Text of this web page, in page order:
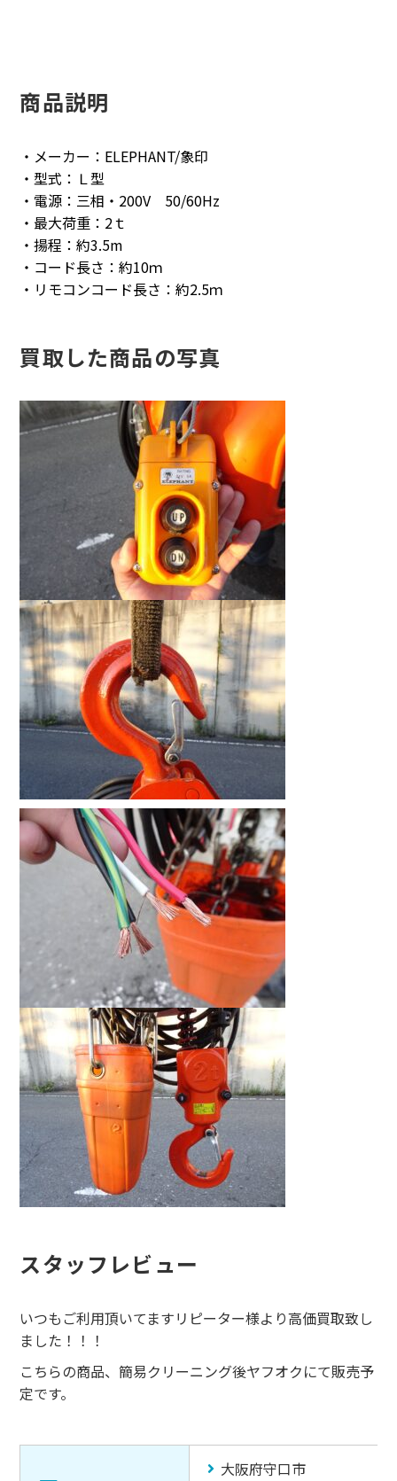
商品説明
・メーカー：ELEPHANT/象印
・型式：Ｌ型
・電源：三相・200V 50/60Hz
・最大荷重：2ｔ
・揚程：約3.5m
・コード長さ：約10ｍ
・リモコンコード長さ：約2.5ｍ
買取した商品の写真
スタッフレビュー
いつもご利用頂いてますリピーター様より高価買取致し
ました！！！
こちらの商品、簡易クリーニング後ヤフオクにて販売予
定です。
大阪府守口市